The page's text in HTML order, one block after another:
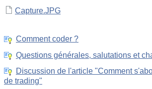
Capture.JPG
Comment coder ?
Questions générales, salutations et
Discussion de l'article "Comment
de trading"